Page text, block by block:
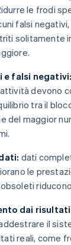
le frodi
falsi
solitamente
e falsi negativi:
devono
tra il
del maggior
dati
le
dai
il
reali, come